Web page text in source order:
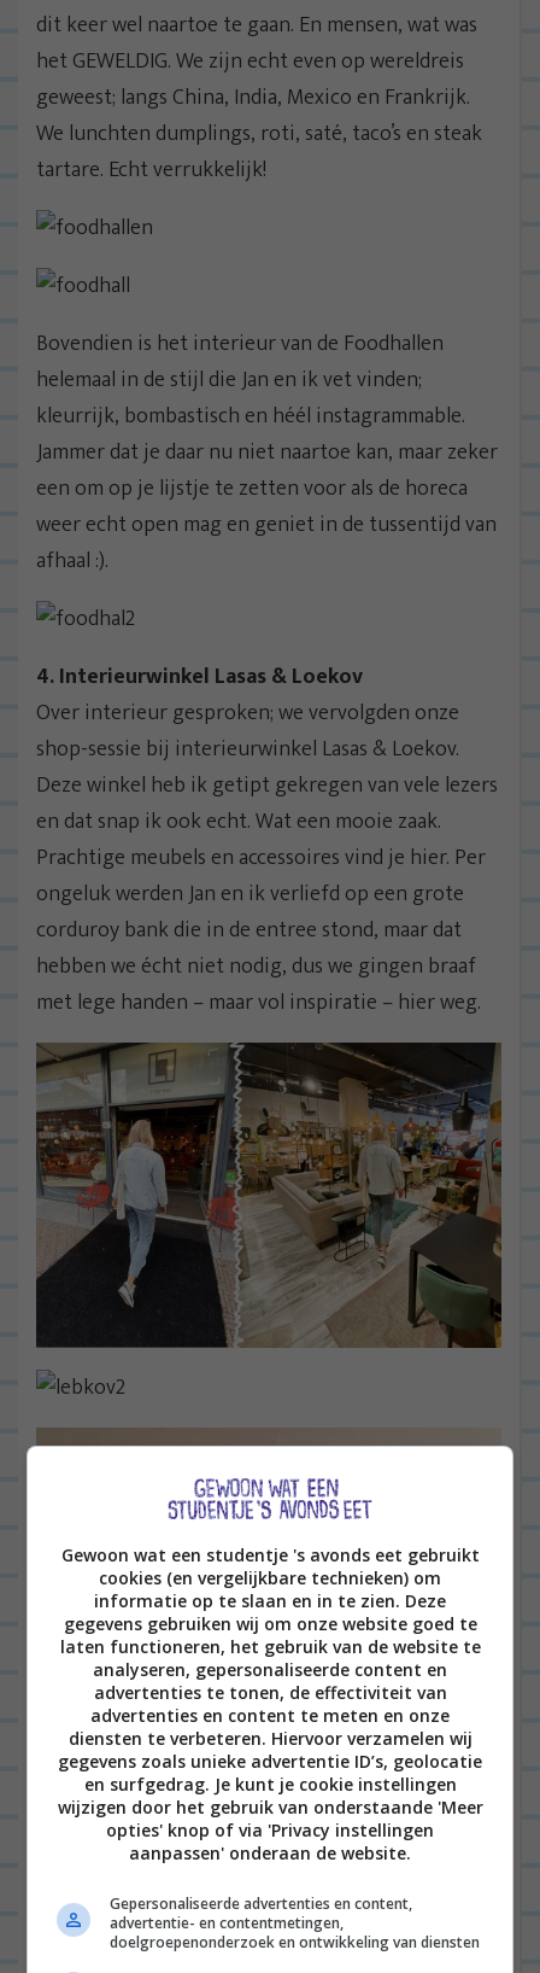
dit keer wel naartoe te gaan. En mensen, wat was
het GEWELDIG. We zijn echt even op wereldreis
geweest; langs China, India, Mexico en Frankrijk.
We lunchten dumplings, roti, saté, taco’s en steak
tartare. Echt verrukkelijk!
Bovendien is het interieur van de Foodhallen
helemaal in de stijl die Jan en ik vet vinden;
kleurrijk, bombastisch en héél instagrammable.
Jammer dat je daar nu niet naartoe kan, maar zeker
een om op je lijstje te zetten voor als de horeca
weer echt open mag en geniet in de tussentijd van
afhaal :).
4. Interieurwinkel Lasas & Loekov
Over interieur gesproken; we vervolgden onze
shop-sessie bij interieurwinkel Lasas & Loekov.
Deze winkel heb ik getipt gekregen van vele lezers
en dat snap ik ook echt. Wat een mooie zaak.
Prachtige meubels en accessoires vind je hier. Per
ongeluk werden Jan en ik verliefd op een grote
corduroy bank die in de entree stond, maar dat
hebben we écht niet nodig, dus we gingen braaf
met lege handen – maar vol inspiratie – hier weg.
Gewoon wat een studentje 's avonds eet gebruikt
cookies (en vergelijkbare technieken) om
informatie op te slaan en in te zien. Deze
gegevens gebruiken wij om onze website goed te
laten functioneren, het gebruik van de website te
analyseren, gepersonaliseerde content en
advertenties te tonen, de effectiviteit van
advertenties en content te meten en onze
diensten te verbeteren. Hiervoor verzamelen wij
gegevens zoals unieke advertentie ID’s, geolocatie
en surfgedrag. Je kunt je cookie instellingen
wijzigen door het gebruik van onderstaande 'Meer
opties' knop of via 'Privacy instellingen
aanpassen' onderaan de website.
Gepersonaliseerde advertenties en content,
advertentie- en contentmetingen,
doelgroepenonderzoek en ontwikkeling van diensten